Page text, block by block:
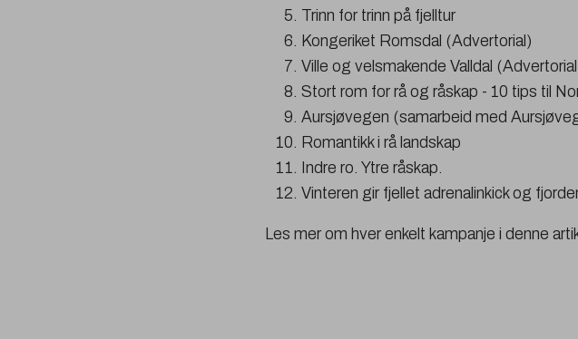
Trinn for trinn på fjelltur
Kongeriket Romsdal (Advertorial)
Ville og velsmakende Valldal
Stort rom for rå og råskap - 10 tips til
Aursjøvegen (samarbeid med
Romantikk i rå landskap
Indre ro. Ytre råskap.
Vinteren gir fjellet adrenalinkick og
Les mer om hver enkelt kampanje i denne